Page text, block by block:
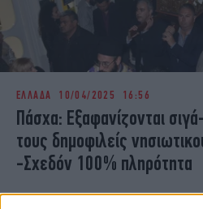
ΕΛΛΑΔΑ 10/04/2025 16:56
Πάσχα: Εξαφανίζονται
τους δημοφιλείς
-Σχεδόν 100% πληρότητα